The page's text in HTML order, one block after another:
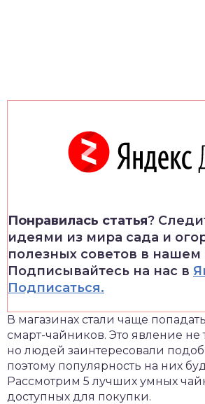
Понравилась статья?
идеями из мира сада и
полезных советов в нашем
Подписывайтесь на нас в
Подписаться.
В магазинах стали чаще
смарт-чайников. Это явление не
но людей заинтересовали
поэтому популярность на них
Рассмотрим 5 лучших умных
доступных для покупки.